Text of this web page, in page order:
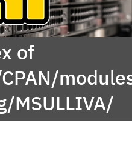
of
MSULLIVA/